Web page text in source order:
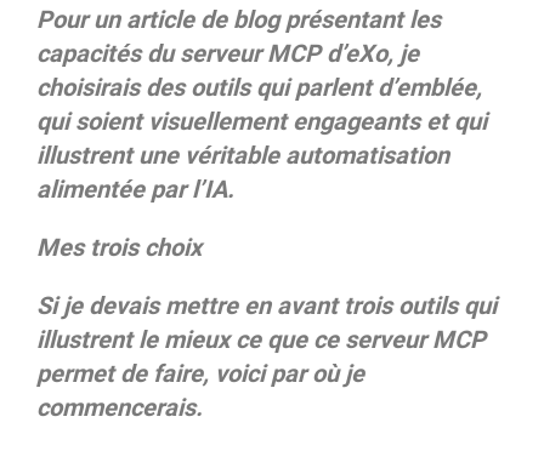
Pour un article de blog présentant les
capacités du serveur MCP d’eXo, je
choisirais des outils qui parlent d’emblée,
qui soient visuellement engageants et qui
illustrent une véritable automatisation
alimentée par l’IA.
Mes trois choix
Si je devais mettre en avant trois outils qui
illustrent le mieux ce que ce serveur MCP
permet de faire, voici par où je
commencerais.